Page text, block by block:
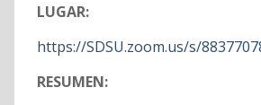
LUGAR:
https://SDSU.zoom.us/s/
RESUMEN: